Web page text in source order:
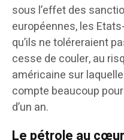
sous l’effet des
européennes, les
qu’ils ne toléreraient
cesse de couler, au
américaine sur
compte beaucoup
d’un an.
Le pétrole au